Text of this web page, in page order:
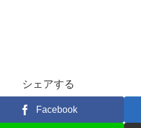
シェアする
Facebook